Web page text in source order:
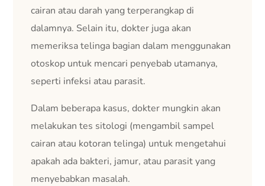
cairan atau darah yang terperangkap di
dalamnya. Selain itu, dokter juga akan
memeriksa telinga bagian dalam menggunakan
otoskop untuk mencari penyebab utamanya,
seperti infeksi atau parasit.
Dalam beberapa kasus, dokter mungkin akan
melakukan tes sitologi (mengambil sampel
cairan atau kotoran telinga) untuk mengetahui
apakah ada bakteri, jamur, atau parasit yang
menyebabkan masalah.